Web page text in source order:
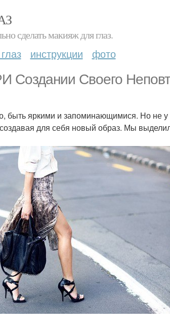
сделать макияж для глаз.
инструкции фото
Создании Своего
быть яркими и запоминающимися. Но не у
для себя новый образ. Мы